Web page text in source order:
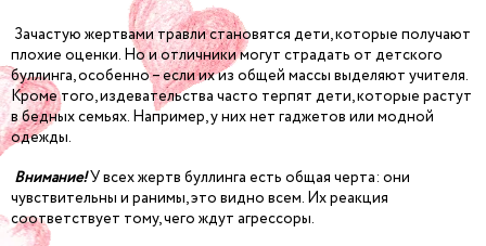
Зачастую жертвами травли становятся дети, которые получают
плохие оценки. Но и отличники могут страдать от детского
буллинга, особенно – если их из общей массы выделяют учителя.
Кроме того, издевательства часто терпят дети, которые растут
в бедных семьях. Например, у них нет гаджетов или модной
одежды.
Внимание!У всех жертв буллинга есть общая черта: они
чувствительны и ранимы, это видно всем. Их реакция
соответствует тому, чего ждут агрессоры.